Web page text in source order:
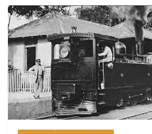
b
o
o
k
d
s
ar
tir